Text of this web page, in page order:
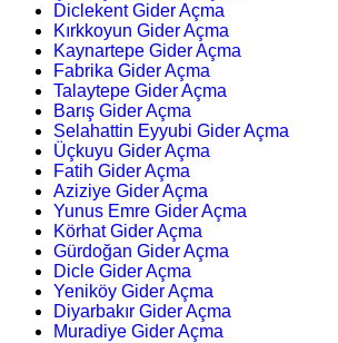
Diclekent Gider Açma
Kırkkoyun Gider Açma
Kaynartepe Gider Açma
Fabrika Gider Açma
Talaytepe Gider Açma
Barış Gider Açma
Selahattin Eyyubi Gider Açma
Üçkuyu Gider Açma
Fatih Gider Açma
Aziziye Gider Açma
Yunus Emre Gider Açma
Körhat Gider Açma
Gürdoğan Gider Açma
Dicle Gider Açma
Yeniköy Gider Açma
Diyarbakır Gider Açma
Muradiye Gider Açma